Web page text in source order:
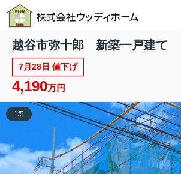
越谷市弥十郎 新築一戸建て
7月28日 値下げ
4,190万円
1/5